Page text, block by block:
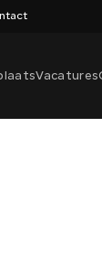
Vacatures